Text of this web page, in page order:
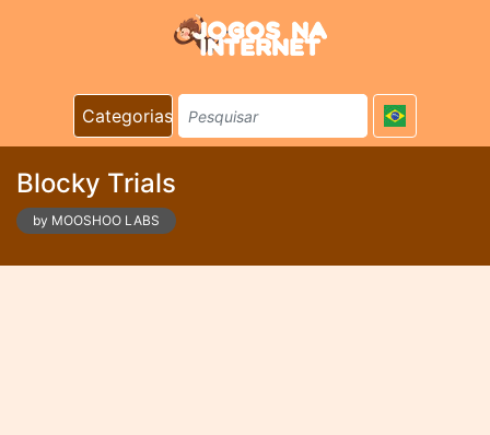
Categorias
Blocky Trials
by MOOSHOO LABS